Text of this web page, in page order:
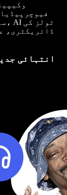
فوکس کرتا ہے۔ یہ AI سے متعلق معلومات، AI ٹولز کی
ڈائریکٹری ،
انتہائی